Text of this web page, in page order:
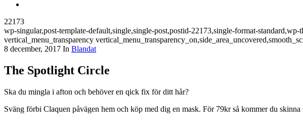
22173
wp-singular,post-template-default,single,single-post,postid-22173,single-format-
vertical_menu_transparency
8 december, 2017 In Blandat
The Spotlight Circle
Ska du mingla i afton och behöver en qick fix för ditt hår?
Sväng förbi Claquen påvägen hem och köp med dig en mask. För 79kr så kommer du skinna